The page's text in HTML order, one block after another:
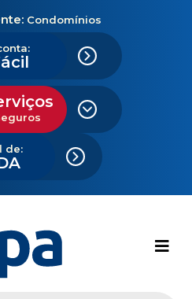
Condomínios
de: